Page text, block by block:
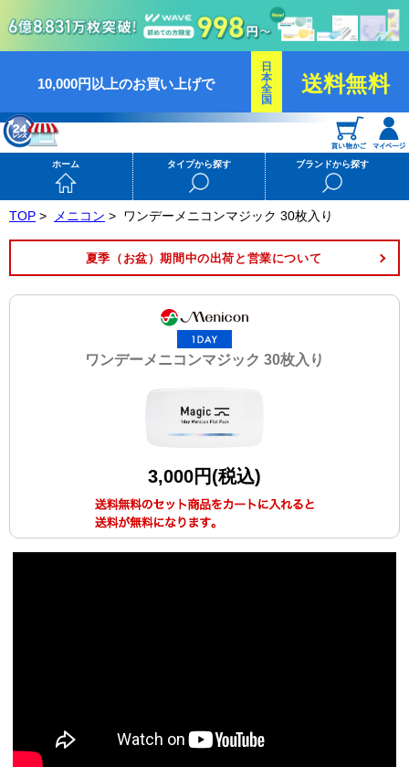
10,000円以上のお買い上げで
日
本
全
国
送料無料
ホーム タイプから探す ブランドから探す
TOP > メニコン > ワンデーメニコンマジック 30枚入り
夏季（お盆）期間中の出荷と営業について
ワンデーメニコンマジック 30枚入り
3,000円(税込)